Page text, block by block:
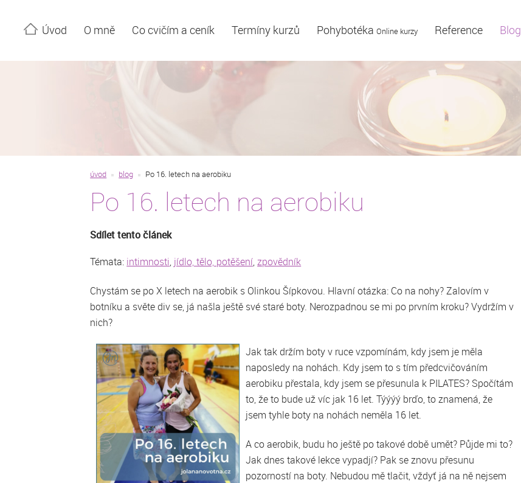
úvod blog Po 16. letech na aerobiku
Po 16. letech na aerobiku
Sdílet tento článek
Témata: intimnosti, jídlo, tělo, potěšení,zpovědník
Chystám se po X letech na aerobik s Olinkou Šípkovou. Hlavní otázka: Co na nohy? Zalovím v
botníku a světe div se, já našla ještě své staré boty. Nerozpadnou se mi po prvním kroku? Vydržím v
nich?
Jak tak držím boty v ruce vzpomínám, kdy jsem je měla
naposledy na nohách. Kdy jsem to s tím předcvičováním
aerobiku přestala, kdy jsem se přesunula k PILATES? Spočítám
to, že to bude už víc jak 16 let. Týýýý brďo, to znamená, že
jsem tyhle boty na nohách neměla 16 let.
A co aerobik, budu ho ještě po takové době umět? Půjde mi to?
Jak dnes takové lekce vypadjí? Pak se znovu přesunu
pozorností na boty. Nebudou mě tlačit, vždyť já na ně nejsem
Úvod O mně Co cvičím a ceník Termíny kurzů Pohybotéka Online kurzy Reference Blog